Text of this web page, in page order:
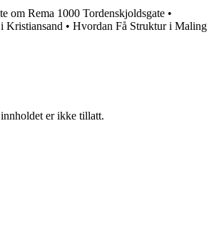
om Rema 1000 Tordenskjoldsgate •
Kristiansand • Hvordan Få Struktur i Maling
er ikke tillatt.